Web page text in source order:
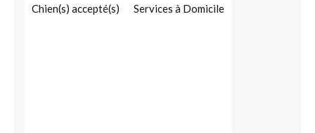
Chien(s) accepté(s) Services à Domicile